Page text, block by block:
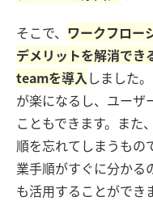
そこで、 ワークフロー
デメリットを解消で
teamを導入 しました
が楽になるし、ユーザ
こともできます。また
順を忘れてしまうもの
業手順がすぐに分かる
も活用することができ